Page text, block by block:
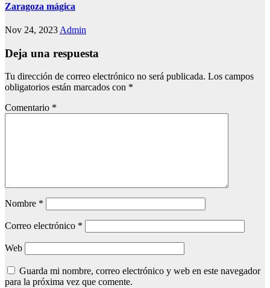
Zaragoza mágica
Nov 24, 2023 Admin
Deja una respuesta
Tu dirección de correo electrónico no será publicada. Los campos
obligatorios están marcados con *
Comentario *
Nombre *
Correo electrónico *
Web
Guarda mi nombre, correo electrónico y web en este navegador
para la próxima vez que comente.